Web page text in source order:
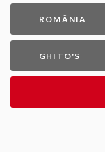
ROMÂNIA
GHITO'S